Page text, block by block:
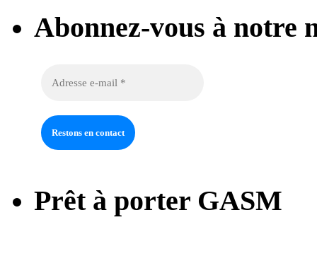
Abonnez-vous à notre
Prêt à porter GASM